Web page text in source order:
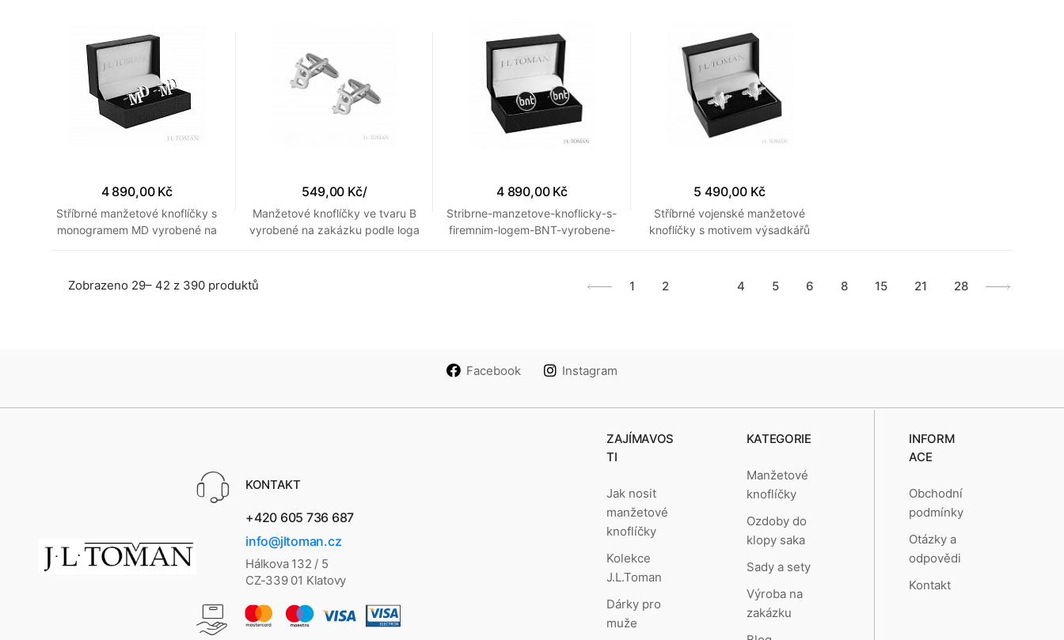
4 890,00 Kč
Stříbrné manžetové knoflíčky s
monogramem MD vyrobené na
549,00 Kč/
Manžetové knoflíčky ve tvaru B
vyrobené na zakázku podle loga
4 890,00 Kč
Stribrne-manzetove-knoflicky-s-
firemnim-logem-BNT-vyrobene-
5 490,00 Kč
Stříbrné vojenské manžetové
knoflíčky s motivem výsadkářů
Zobrazeno 29– 42 z 390 produktů 1 2 4 5 6 8 15 21 28
Facebook Instagram
KONTAKT
+420 605 736 687
info@jltoman.cz
Hálkova 132 / 5
CZ-339 01 Klatovy
ZAJÍMAVOS
TI
Jak nosit
manžetové
knoflíčky
Kolekce
J.L.Toman
Dárky pro
muže
KATEGORIE
Manžetové
knoflíčky
Ozdoby do
klopy saka
Sady a sety
Výroba na
zakázku
INFORM
ACE
Obchodní
podmínky
Otázky a
odpovědi
Kontakt